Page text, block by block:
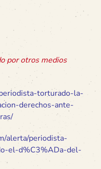
por otros medios
torturado-la-
derechos-ante-
alerta/periodista-
el-d%C3%ADa-del-